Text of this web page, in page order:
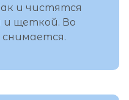
и чистятся
и щеткой. Во